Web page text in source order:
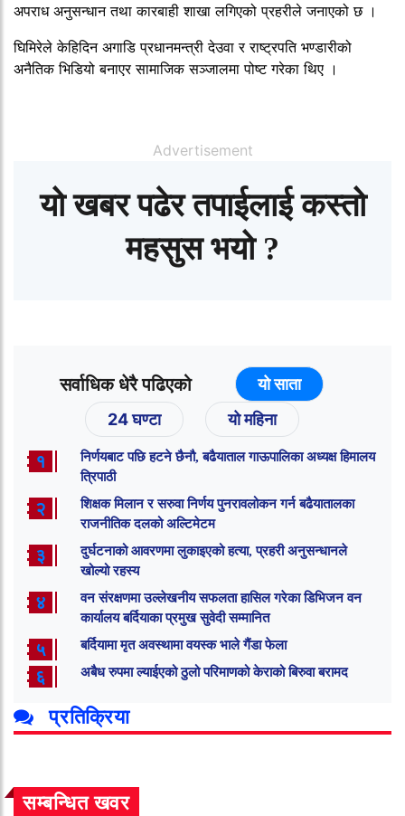
अपराध अनुसन्धान तथा कारबाही शाखा लगिएको प्रहरीले जनाएको छ ।
घिमिरेले केहिदिन अगाडि प्रधानमन्त्री देउवा र राष्ट्रपति भण्डारीको
अनैतिक भिडियो बनाएर सामाजिक सञ्जालमा पोष्ट गरेका थिए ।
Advertisement
यो खबर पढेर तपाईलाई कस्तो
महसुस भयो ?
सर्वाधिक धेरै पढिएको
यो साता
24 घण्टा
यो महिना
१
निर्णयबाट पछि हटने छैनौ, बढैयाताल गाऊपालिका अध्यक्ष हिमालय
त्रिपाठी
२
शिक्षक मिलान र सरुवा निर्णय पुनरावलोकन गर्न बढैयातालका
राजनीतिक दलको अल्टिमेटम
३
दुर्घटनाको आवरणमा लुकाइएको हत्या, प्रहरी अनुसन्धानले
खोल्यो रहस्य
४
वन संरक्षणमा उल्लेखनीय सफलता हासिल गरेका डिभिजन वन
कार्यालय बर्दियाका प्रमुख सुवेदी सम्मानित
५ बर्दियामा मृत अवस्थामा वयस्क भाले गैंडा फेला
६ अबैध रुपमा ल्याईएको ठुलो परिमाणको केराको बिरुवा बरामद
प्रतिक्रिया
सम्बन्धित खवर